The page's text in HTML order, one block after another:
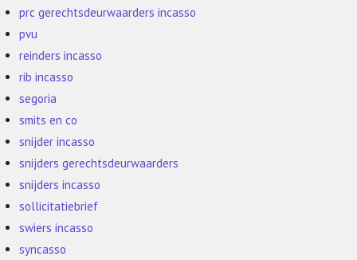
prc gerechtsdeurwaarders incasso
pvu
reinders incasso
rib incasso
segoria
smits en co
snijder incasso
snijders gerechtsdeurwaarders
snijders incasso
sollicitatiebrief
swiers incasso
syncasso